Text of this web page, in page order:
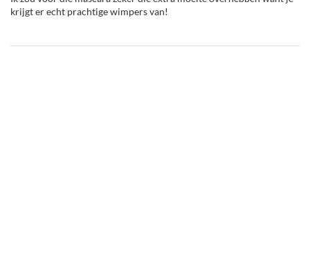
krijgt er echt prachtige wimpers van!